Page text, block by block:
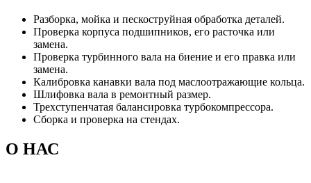
Разборка, мойка и пескоструйная обработка деталей.
Проверка корпуса подшипников, его расточка или
замена.
Проверка турбинного вала на биение и его правка или
замена.
Калибровка канавки вала под маслоотражающие кольца.
Шлифовка вала в ремонтный размер.
Трехступенчатая балансировка турбокомпрессора.
Сборка и проверка на стендах.
О НАС